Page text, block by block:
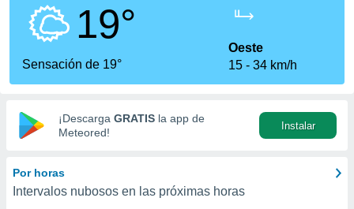
calidad.
a este
las
y
digital
basada
19°
Sensación de 19°
Oeste
15
34 km/h
¡Descarga GRATIS la app de
Meteored!
Instalar
Por horas
Intervalos nubosos en las próximas horas